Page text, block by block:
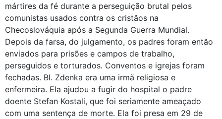
mártires da fé durante a perseguição brutal pelos
comunistas usados ​​contra os cristãos na
Checoslováquia após a Segunda Guerra Mundial.
Depois da farsa, do julgamento, os padres foram então
enviados para prisões e campos de trabalho,
perseguidos e torturados. Conventos e igrejas foram
fechadas. Bl. Zdenka era uma irmã religiosa e
enfermeira. Ela ajudou a fugir do hospital o padre
doente Stefan Kostali, que foi seriamente ameaçado
com uma sentença de morte. Ela foi presa em 29 de